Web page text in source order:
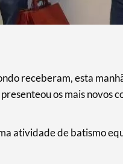
receberam, esta
os mais novos
atividade de batismo